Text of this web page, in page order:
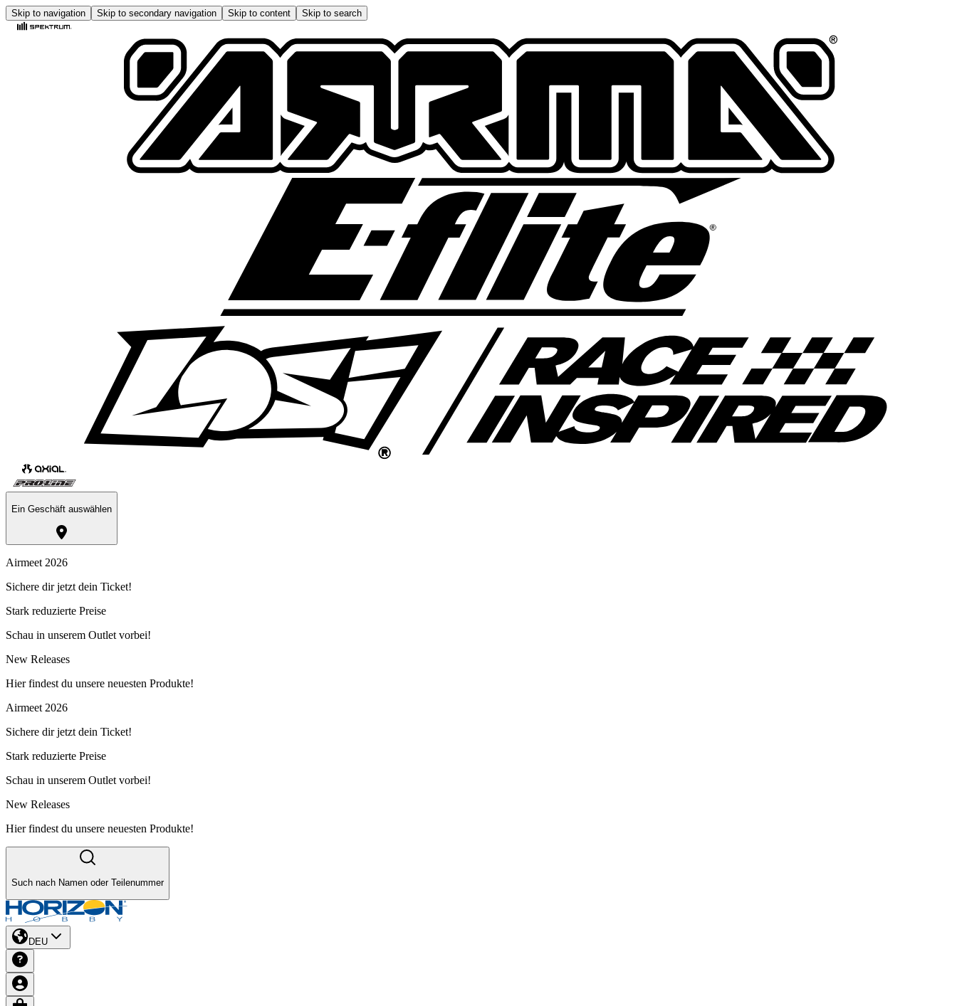
Skip to navigation Skip to secondary navigation Skip to content Skip to search
Ein Geschäft auswählen
Airmeet 2026
Sichere dir jetzt dein Ticket!
Stark reduzierte Preise
Schau in unserem Outlet vorbei!
New Releases
Hier findest du unsere neuesten Produkte!
Airmeet 2026
Sichere dir jetzt dein Ticket!
Stark reduzierte Preise
Schau in unserem Outlet vorbei!
New Releases
Hier findest du unsere neuesten Produkte!
Such nach Namen oder Teilenummer
DEU